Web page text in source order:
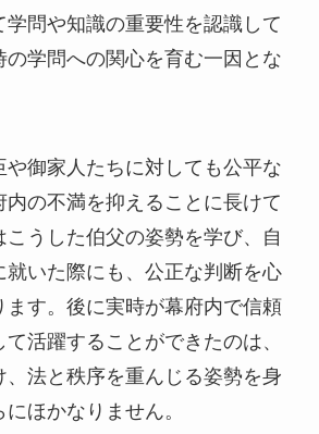
学問や知識の重要性を認識して
の学問への関心を育む一因とな
や御家人たちに対しても公平な
の不満を抑えることに長けて
うした伯父の姿勢を学び、自
就いた際にも、公正な判断を心
ます。後に実時が幕府内で信頼
活躍することができたのは、
、法と秩序を重んじる姿勢を身
ほかなりません。